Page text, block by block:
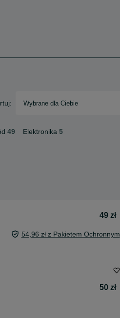
Wybrane dla Ciebie
49 Elektronika 5
49 zł
54,96 zł z Pakietem Ochronnym
50 zł